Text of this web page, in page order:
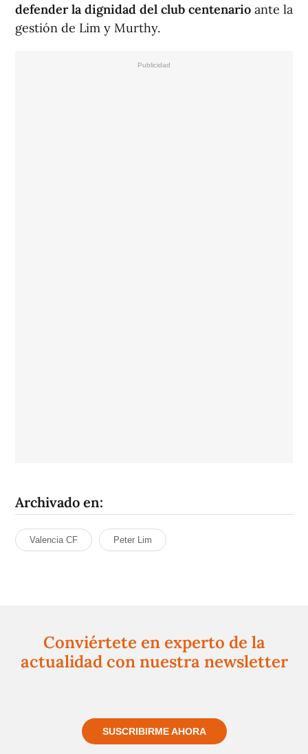
defender la dignidad del club centenario ante la
gestión de Lim y Murthy.
Archivado en:
Valencia CF Peter Lim
Conviértete en experto de la
actualidad con nuestra newsletter
SUSCRIBIRME AHORA